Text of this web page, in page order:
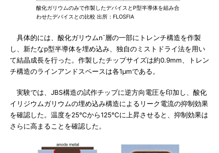
酸化ガリウムのみで作製したデバイスとP型半導体を組み合
わせたデバイスとの比較 出所：FLOSFIA
具体的には、酸化ガリウムn-層の一部にトレンチ構造を作製
し、新たなp型半導体を埋め込み、独自のミストドライ法を用い
て結晶成長を行った。作製したチップサイズは約0.9mm、トレン
チ構造のラインアンドスペースは各1μmである。
実験では、JBS構造の試作チップに逆方向電圧を印加し、酸化
イリジウムガリウムの埋め込み構造によるリーク電流の抑制効果
を確認した。温度を25℃から125℃に上昇させると、抑制効果は
さらに高まることを確認した。